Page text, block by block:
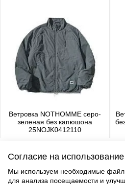
Ветровка NOTHOMME серо-
зеленая без капюшона
25NOJK0412110
Согласие на
Мы используем необходимые
для анализа посещаемости и